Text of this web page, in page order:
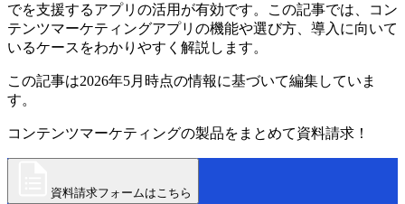
でを支援するアプリの活用が有効です。この記事では、コン
テンツマーケティングアプリの機能や選び方、導入に向いて
いるケースをわかりやすく解説します。
この記事は2026年5月時点の情報に基づいて編集していま
す。
コンテンツマーケティングの製品をまとめて資料請求！
資料請求フォームはこちら